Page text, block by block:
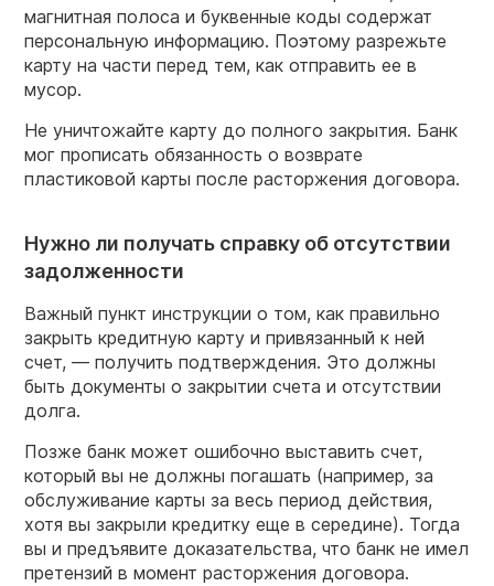
магнитная полоса и буквенные коды содержат
персональную информацию. Поэтому разрежьте
карту на части перед тем, как отправить ее в
мусор.
Не уничтожайте карту до полного закрытия. Банк
мог прописать обязанность о возврате
пластиковой карты после расторжения договора.
Нужно ли получать справку об отсутствии
задолженности
Важный пункт инструкции о том, как правильно
закрыть кредитную карту и привязанный к ней
счет, — получить подтверждения. Это должны
быть документы о закрытии счета и отсутствии
долга.
Позже банк может ошибочно выставить счет,
который вы не должны погашать (например, за
обслуживание карты за весь период действия,
хотя вы закрыли кредитку еще в середине). Тогда
вы и предъявите доказательства, что банк не имел
претензий в момент расторжения договора.